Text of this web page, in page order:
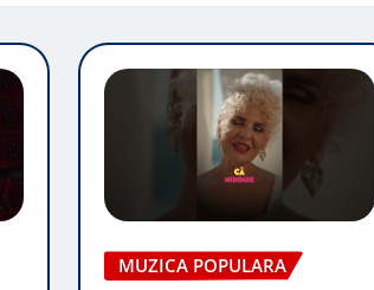
MUZICA POPULARA